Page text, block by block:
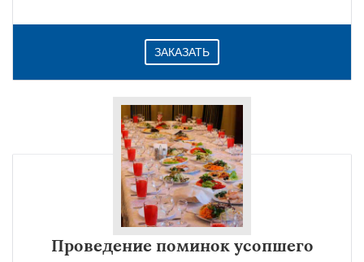
ЗАКАЗАТЬ
Проведение поминок усопшего